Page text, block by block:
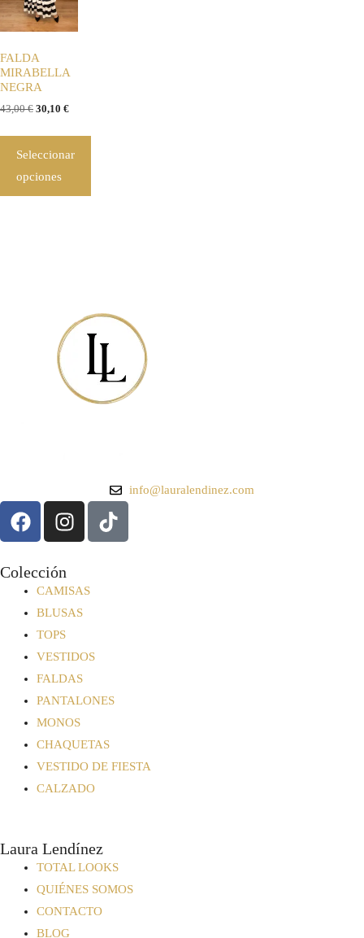
FALDA
MIRABELLA
NEGRA
43,00€ 30,10 €
Seleccionar
opciones
info@lauralendinez.com
Colección
CAMISAS
BLUSAS
TOPS
VESTIDOS
FALDAS
PANTALONES
MONOS
CHAQUETAS
VESTIDO DE FIESTA
CALZADO
Laura Lendínez
TOTAL LOOKS
QUIÉNES SOMOS
CONTACTO
BLOG